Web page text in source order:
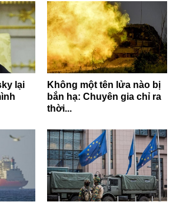
lại
Không một tên lửa nào bị
bắn hạ: Chuyên gia chỉ ra
thời...